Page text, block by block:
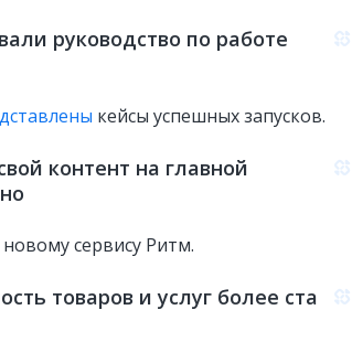
руководство по работе
кейсы успешных запусков.
контент на главной
сервису Ритм.
товаров и услуг более ста